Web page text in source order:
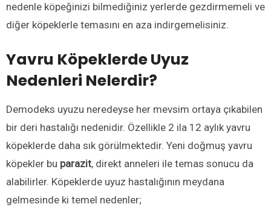
nedenle köpeğinizi bilmediğiniz yerlerde gezdirmemeli ve
diğer köpeklerle temasını en aza indirgemelisiniz.
Yavru Köpeklerde Uyuz
Nedenleri Nelerdir?
Demodeks uyuzu neredeyse her mevsim ortaya çıkabilen
bir deri hastalığı nedenidir. Özellikle 2 ila 12 aylık yavru
köpeklerde daha sık görülmektedir. Yeni doğmuş yavru
köpekler bu parazit, direkt anneleri ile temas sonucu da
alabilirler. Köpeklerde uyuz hastalığının meydana
gelmesinde ki temel nedenler;